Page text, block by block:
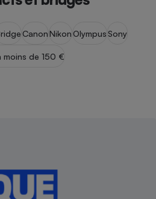
CanonNikon Olympus Sony
de 150 €